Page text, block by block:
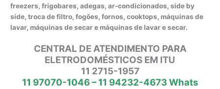
freezers, frigobares, adegas, ar-condicionados, side by
side, troca de filtro, fogões, fornos, cooktops, máquinas de
lavar, máquinas de secar e máquinas de lavar e secar.
CENTRAL DE ATENDIMENTO PARA
ELETRODOMÉSTICOS EM ITU
11 2715-1957
11 97070-1046 – 11 94232-4673 Whats